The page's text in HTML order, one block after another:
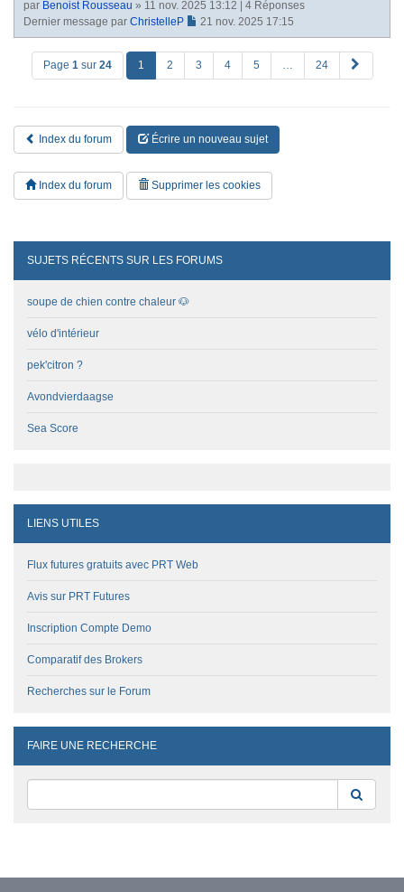
par Benoist Rousseau » 11 nov. 2025 13:12 | 4 Réponses
Dernier message par ChristelleP 21 nov. 2025 17:15
Page 1sur 24 1 2 3 4 5 … 24
u
Index du forum Écrire un nouveau sujet
Index du forum Supprimer les cookies
SUJETS RÉCENTS SUR LES FORUMS
soupe de chien contre chaleur 🐶
vélo d'intérieur
pek'citron ?
Avondvierdaagse
Sea Score
LIENS UTILES
Flux futures gratuits avec PRT Web
Avis sur PRT Futures
Inscription Compte Demo
Comparatif des Brokers
Recherches sur le Forum
FAIRE UNE RECHERCHE